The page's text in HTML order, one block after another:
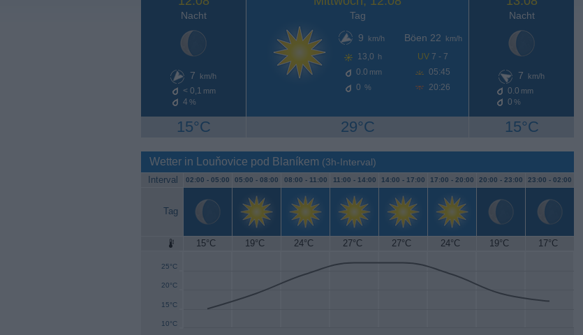
Nacht
7 km/h
< 0,1 mm
4 %
15°C
Tag
9
km/h
13,0 h
0.0 mm
0 %
Böen 22 km/h
UV 7 - 7
05:45
20:26
29°C
Nacht
7 km/h
0.0 mm
0 %
15°C
Wetter in Louňovice pod Blaníkem (3h-Interval)
Interval 02:00 - 05:00 05:00 - 08:00 08:00 - 11:00 11:00 - 14:00 14:00 - 17:00 17:00 - 20:00 20:00 - 23:00 23:00 - 02:00
Tag
15°C 19°C 24°C 27°C 27°C 24°C 19°C 17°C
10°C
15°C
20°C
25°C
30°C